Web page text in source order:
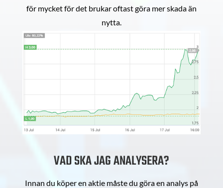
för mycket för det brukar oftast göra mer skada än
nytta.
VAD SKA JAG ANALYSERA?
Innan du köper en aktie måste du göra en analys på